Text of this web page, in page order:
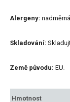
Alergeny:
Skladování:
Země původu: EU.
Hmotnost